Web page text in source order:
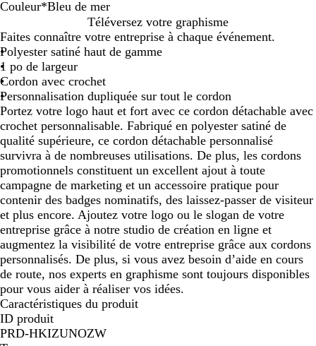
Couleur*Bleu de mer
o
u
r
b
i
l
l
o
n
d
e
c
a
r
a
m
e
l
o
u
g
e
r
o
y
a
l
r
i
q
u
e
t
t
e
i
o
l
e
t
p
r
o
f
o
n
d
o
u
g
e
b
o
r
d
e
a
u
x
o
i
r
m
a
t
r
i
s
f
o
n
c
é
r
i
s
m
o
y
e
n
l
e
u
o
c
é
a
n
l
e
u
d
e
m
e
r
l
e
u
p
l
o
n
g
é
e
l
e
u
r
o
y
a
l
u
r
q
u
o
i
s
e
e
r
t
f
o
r
ê
t
e
r
t
v
i
f
r
a
n
g
e
v
i
f
r
a
n
g
e
a
u
n
e
p
â
l
e
a
u
n
e
b
o
u
t
o
n
d
’
o
r
a
g
e
n
t
a
o
s
e
r
a
m
b
o
i
s
e
l
a
n
c
Téléversez votre graphisme
Faites connaître votre entreprise à chaque événement.
Polyester satiné haut de gamme
1 po de largeur
Cordon avec crochet
Personnalisation dupliquée sur tout le cordon
Portez votre logo haut et fort avec ce cordon détachable avec
crochet personnalisable. Fabriqué en polyester satiné de
qualité supérieure, ce cordon détachable personnalisé
survivra à de nombreuses utilisations. De plus, les cordons
promotionnels constituent un excellent ajout à toute
campagne de marketing et un accessoire pratique pour
contenir des badges nominatifs, des laissez-passer de visiteur
et plus encore. Ajoutez votre logo ou le slogan de votre
entreprise grâce à notre studio de création en ligne et
augmentez la visibilité de votre entreprise grâce aux cordons
personnalisés. De plus, si vous avez besoin d’aide en cours
de route, nos experts en graphisme sont toujours disponibles
pour vous aider à réaliser vos idées.
Caractéristiques du produit
ID produit
PRD-HKIZUNOZW